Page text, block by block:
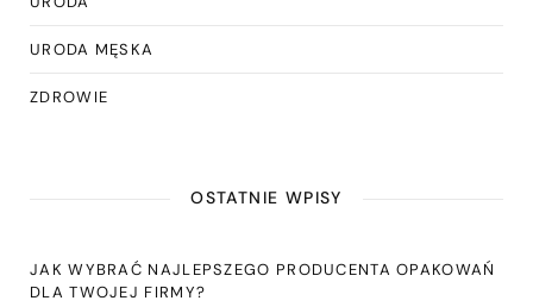
URODA MĘSKA
ZDROWIE
OSTATNIE WPISY
JAK WYBRAĆ NAJLEPSZEGO PRODUCENTA OPAKOWAŃ
DLA TWOJEJ FIRMY?